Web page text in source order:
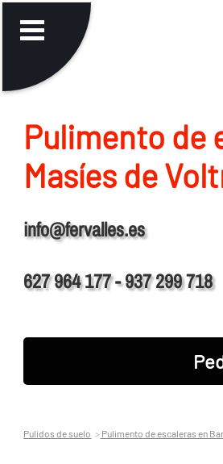
Pulimento de
Masíes de
info@fervalles.es
627 964 177 - 937 299 718
Pulidos de suelo Pulimento de escaleras en